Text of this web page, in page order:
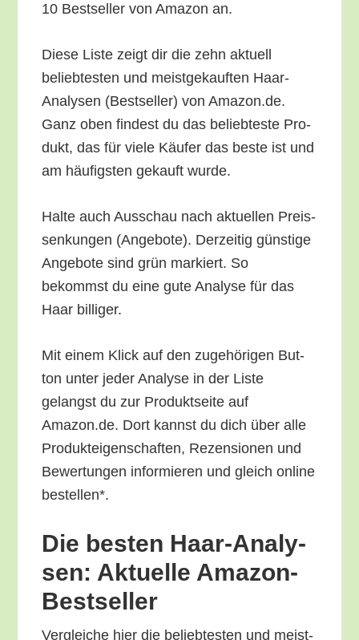
10 Best­sel­ler von Ama­zon an.
Die­se Lis­te zeigt dir die zehn aktu­ell
belieb­tes­ten und meist­ge­kauf­ten Haar-
Ana­ly­sen (Best­sel­ler) von Amazon.de.
Ganz oben fin­dest du das belieb­tes­te Pro­
dukt, das für vie­le Käu­fer das bes­te ist und
am häu­figs­ten gekauft wurde.
Hal­te auch Aus­schau nach aktu­el­len Preis­
sen­kun­gen (Ange­bo­te). Der­zei­tig güns­ti­ge
Ange­bo­te sind grün mar­kiert. So
bekommst du eine gute Ana­ly­se für das
Haar billiger.
Mit einem Klick auf den zuge­hö­ri­gen But­
ton unter jeder Ana­ly­se in der Lis­te
gelangst du zur Pro­dukt­sei­te auf
Amazon.de. Dort kannst du dich über alle
Pro­duk­tei­gen­schaf­ten, Rezen­sio­nen und
Bewer­tun­gen infor­mie­ren und gleich online
bestellen*.
Die bes­ten Haar-Ana­ly­
sen: Aktu­el­le Amazon-
Bestseller
Ver­glei­che hier die belieb­tes­ten und meist­